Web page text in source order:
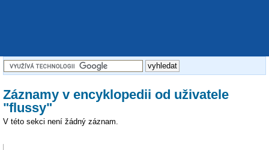
Záznamy v encyklopedii od uživatele
"flussy"
V této sekci není žádný záznam.